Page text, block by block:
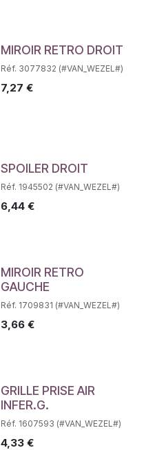
Déstockage
MIROIR RETRO DROIT
Réf. 3077832 (#VAN_WEZEL#)
7,27 €
Déstockage
SPOILER DROIT
Réf. 1945502 (#VAN_WEZEL#)
6,44€
Déstockage
MIROIR RETRO
GAUCHE
Réf. 1709831 (#VAN_WEZEL#)
3,66€
Déstockage
GRILLE PRISE AIR
INFER.G.
Réf. 1607593 (#VAN_WEZEL#)
4,33€